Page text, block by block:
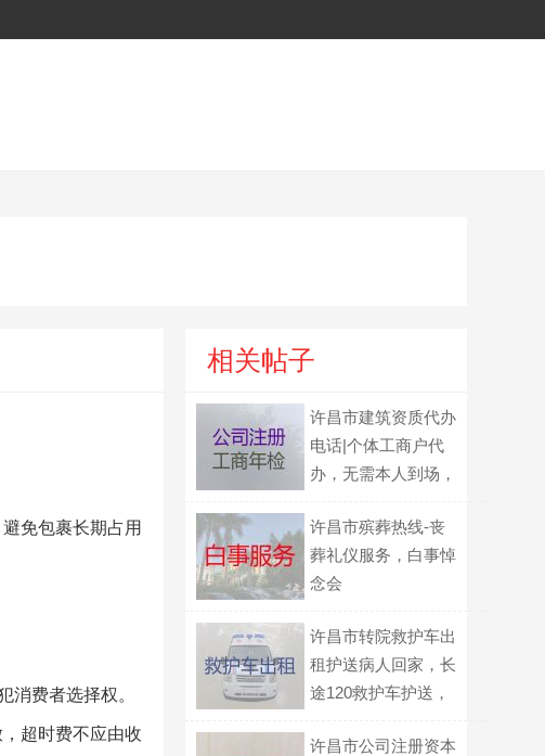
免包裹长期占用
消费者选择权。
超时费不应由收
相关帖子
许昌市建筑资质代办
电话|个体工商户代
办，无需本人到场，
许昌市殡葬热线-丧
葬礼仪服务，白事悼
念会
许昌市转院救护车出
租护送病人回家，长
途120救护车护送，
许昌市公司注册资本